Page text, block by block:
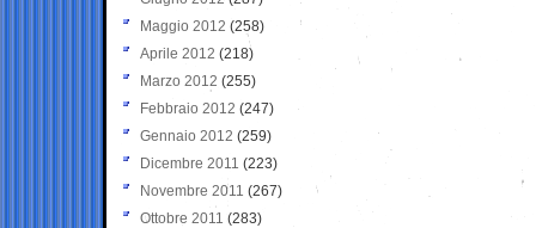
Maggio 2012 (258)
Aprile 2012 (218)
Marzo 2012 (255)
Febbraio 2012 (247)
Gennaio 2012 (259)
Dicembre 2011 (223)
Novembre 2011 (267)
Ottobre 2011 (283)